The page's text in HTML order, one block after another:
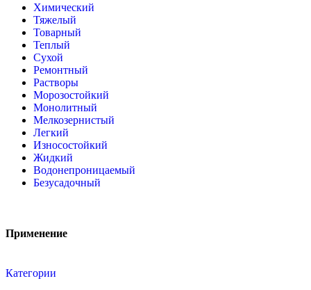
Химический
Тяжелый
Товарный
Теплый
Сухой
Ремонтный
Растворы
Морозостойкий
Монолитный
Мелкозернистый
Легкий
Износостойкий
Жидкий
Водонепроницаемый
Безусадочный
Применение
Категории